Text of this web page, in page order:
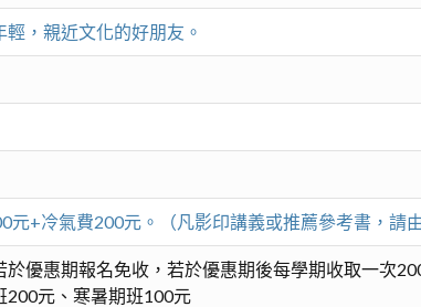
輕，親近文化的好朋友。
元+冷氣費200元。（凡影印講義或推薦參考書，請
於優惠期報名免收，若於優惠期後每學期收取一次
200元、寒暑期班100元